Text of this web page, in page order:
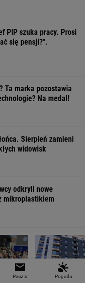
PIP szuka pracy. Prosi
się pensji?".
Ta marka pozostawia
Na medal!
Sierpień zamieni
widowisk
odkryli nowe
mikroplastikiem
Poczta Pogoda